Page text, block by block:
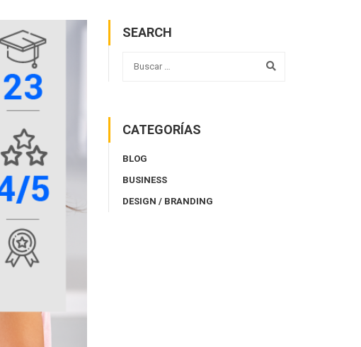
SEARCH
CATEGORÍAS
BLOG
BUSINESS
DESIGN / BRANDING